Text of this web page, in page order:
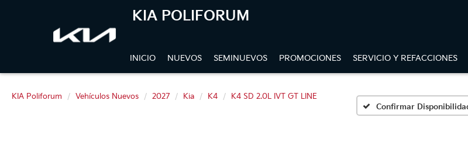
KIA POLIFORUM
INICIO NUEVOS SEMINUEVOS PROMOCIONES SERVICIO Y REFACCIONES
KIA Poliforum Vehículos Nuevos 2027 Kia K4
K4 SD 2.0L IVT GT LINE
Confirmar